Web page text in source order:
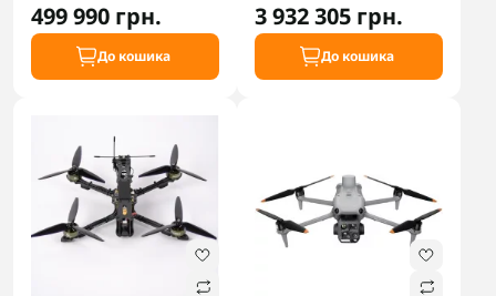
499 990 грн.
До кошика
3 932 305 грн.
До кошика